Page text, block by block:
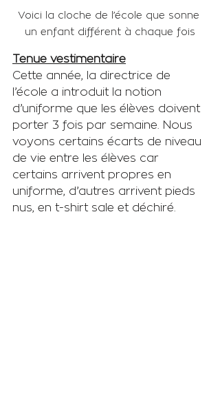
Voici la cloche de l’école que sonne
un enfant différent à chaque fois
Tenue vestimentaire
Cette année, la directrice de
l’école a introduit la notion
d’uniforme que les élèves doivent
porter 3 fois par semaine. Nous
voyons certains écarts de niveau
de vie entre les élèves car
certains arrivent propres en
uniforme, d’autres arrivent pieds
nus, en t-shirt sale et déchiré.